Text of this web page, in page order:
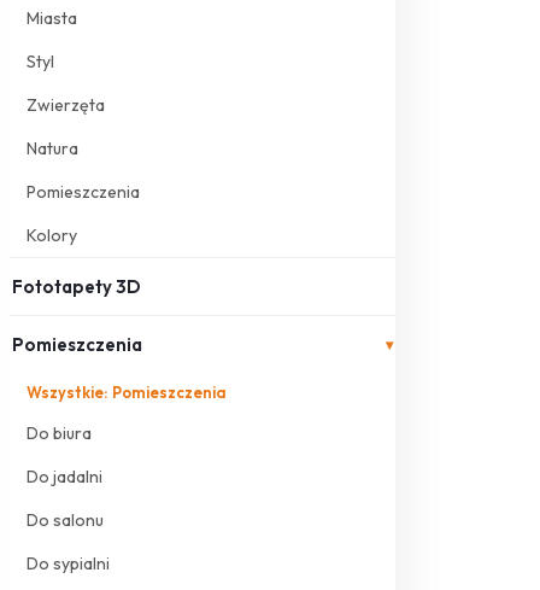
Miasta
Styl
Zwierzęta
Natura
Pomieszczenia
Kolory
Fototapety 3D
Pomieszczenia ▾
Wszystkie: Pomieszczenia
Do biura
Do jadalni
Do salonu
Do sypialni